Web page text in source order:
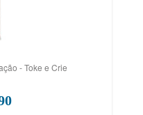
- Toke e Crie